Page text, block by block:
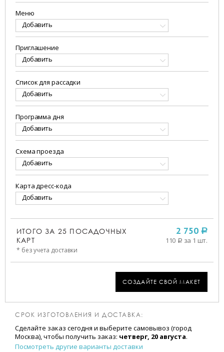
Меню
Добавить
Приглашение
Добавить
Список для рассадки
Добавить
Программа дня
Добавить
Схема проезда
Добавить
Карта дресс-кода
Добавить
ИТОГО ЗА 25 ПОСАДОЧНЫХ
КАРТ
* без учета доставки
2 750 a
110 a за 1 шт.
СОЗДАЙТЕ СВОЙ МАКЕТ
СРОК ИЗГОТОВЛЕНИЯ И ДОСТАВКА:
Сделайте заказ сегодня и выберите самовывоз (город
Москва), чтобы получить заказ: четверг, 20 августа.
Посмотреть другие варианты доставки